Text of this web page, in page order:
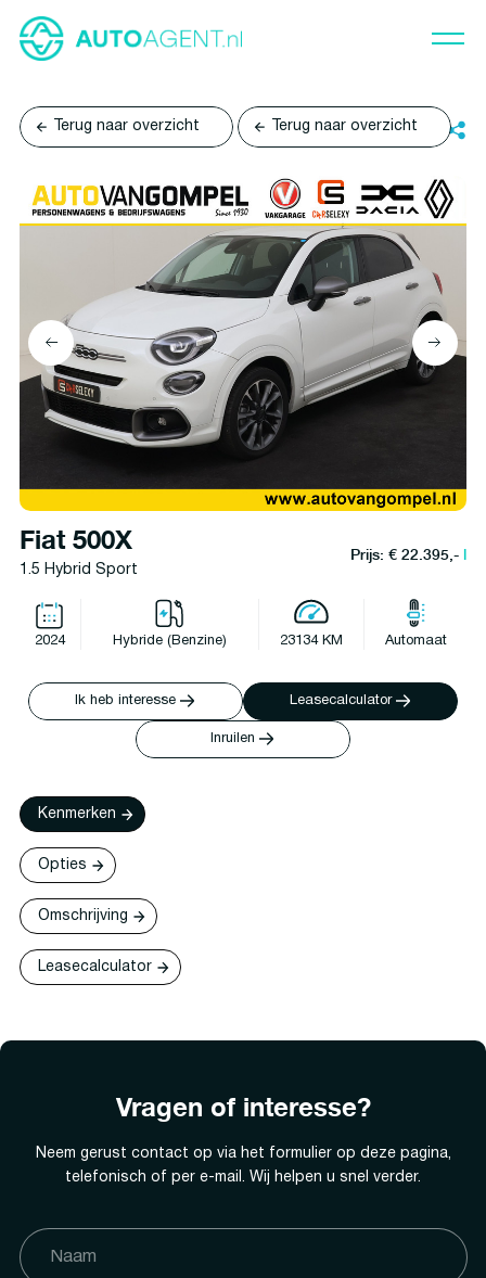
Terug naar overzicht Terug naar overzicht
Fiat 500X
1.5 Hybrid Sport
Prijs: € 22.395,-l
2024 Hybride (Benzine) 23134 KM Automaat
Ik heb interesse Leasecalculator
Inruilen
Kenmerken
Opties
Omschrijving
Leasecalculator
Vragen of interesse?
Neem gerust contact op via het formulier op deze pagina,
telefonisch of per e-mail. Wij helpen u snel verder.